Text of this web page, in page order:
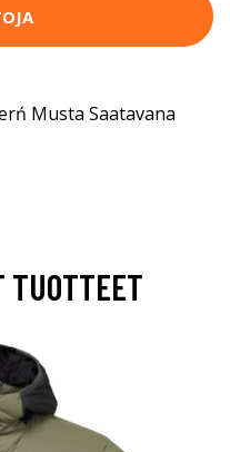
Musta Saatavana
TUOTTEET